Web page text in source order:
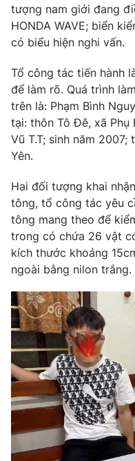
Góc doanh nghiệp
Truyền hình
Phim VTV
Hậu trường
Nhân vật
Khán giả
Giải sao mai
Điện ảnh
Âm nhạc
Sao
Đời sống
Du lịch
Làm đẹp
Chất lượng cuộc sống
Giáo dục
Tuyển sinh
Học trực tuyến
Hitech Công nghệ
Sản phẩm
Thị trường
Tư vấn
Giao lưu trực tuyến
Lịch phát sóng
Chuyên mục khác
Emagazine
Photo
Video
VTV Money
tượng nam giới đang
HONDA WAVE; biển
có biểu hiện nghi vấn.
Tổ công tác tiến hành
để làm rõ. Quá trình
trên là: Phạm Bình
tại: thôn Tô Đê, xã Phụ
Vũ T.T; sinh năm
Yên.
Hai đối tượng khai
tông, tổ công tác yêu
tông mang theo để
trong có chứa 26 vật
kích thước khoảng
ngoài bằng nilon trắng.